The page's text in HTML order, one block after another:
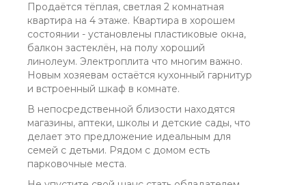
Продаётся тёплая, светлая 2 комнатная
квартира на 4 этаже. Квартира в хорошем
состоянии - установлены пластиковые окна,
балкон застеклён, на полу хороший
линолеум. Электроплита что многим важно.
Новым хозяевам остаётся кухонный гарнитур
и встроенный шкаф в комнате.
В непосредственной близости находятся
магазины, аптеки, школы и детские сады, что
делает это предложение идеальным для
семей с детьми. Рядом с домом есть
парковочные места.